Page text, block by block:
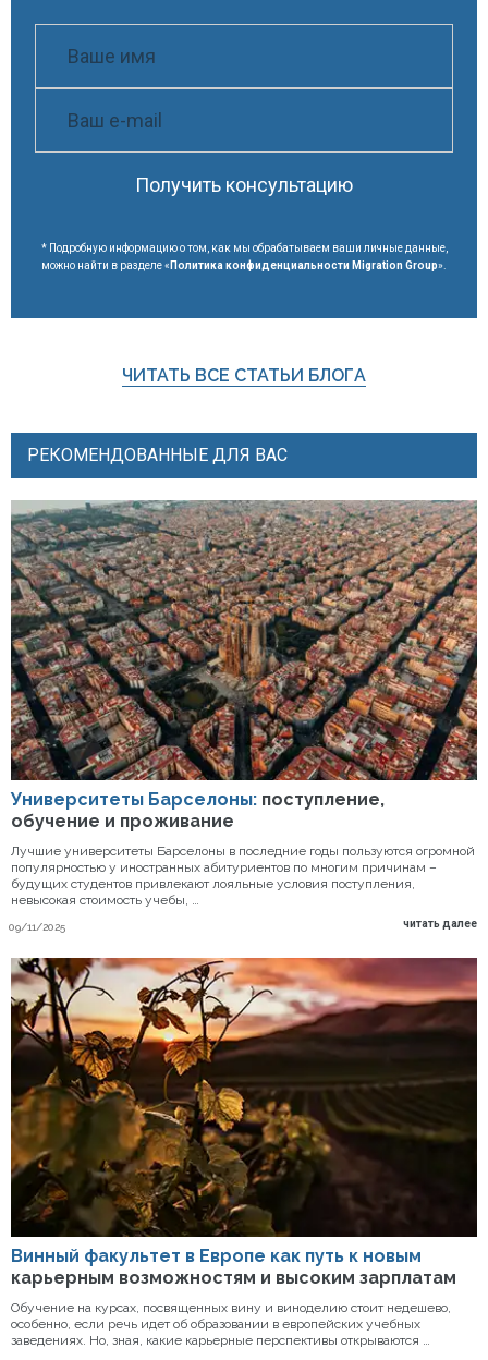
Получить консультацию
* Подробную информацию о том, как мы обрабатываем ваши личные данные,
можно найти в разделе « Политика конфиденциальности Migration Group».
ЧИТАТЬ ВСЕ СТАТЬИ БЛОГА
РЕКОМЕНДОВАННЫЕ ДЛЯ ВАС
Университеты Барселоны: поступление,
обучение и проживание
09/11/2025
Лучшие университеты Барселоны в последние годы пользуются огромной
популярностью у иностранных абитуриентов по многим причинам –
будущих студентов привлекают лояльные условия поступления,
невысокая стоимость учебы, …
читать далее
Винный факультет в Европе как путь к новым
карьерным возможностям и высоким зарплатам
Обучение на курсах, посвященных вину и виноделию стоит недешево,
особенно, если речь идет об образовании в европейских учебных
заведениях. Но, зная, какие карьерные перспективы открываются …